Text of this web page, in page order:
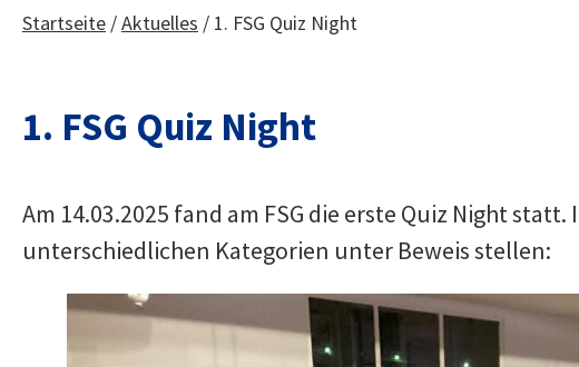
Startseite /Aktuelles / 1. FSG Quiz Night
1. FSG Quiz Night
Am 14.03.2025 fand am FSG die erste Quiz Night
unterschiedlichen Kategorien unter Beweis stellen: